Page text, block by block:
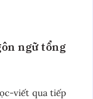
ngữ tổng
viết qua tiếp